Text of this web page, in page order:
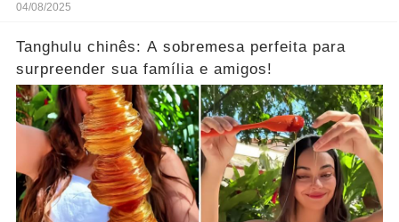
04/08/2025
Tanghulu chinês: A sobremesa perfeita para
surpreender sua família e amigos!